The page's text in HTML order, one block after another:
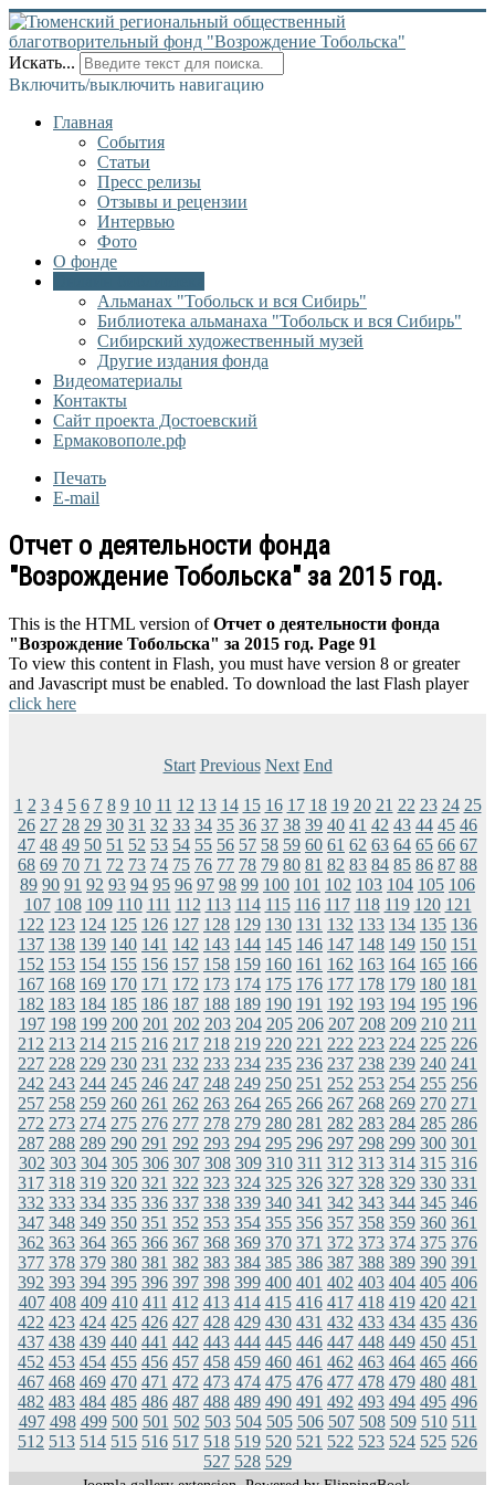
Искать...
Включить/выключить навигацию
Главная
События
Статьи
Пресс релизы
Отзывы и рецензии
Интервью
Фото
О фонде
Альманах "Тобольск и вся Сибирь"
Библиотека альманаха "Тобольск и вся Сибирь"
Сибирский художественный музей
Другие издания фонда
Видеоматериалы
Контакты
Сайт проекта Достоевский
Ермаковополе.рф
Печать
E-mail
Отчет о деятельности фонда
"Возрождение Тобольска" за 2015 год.
This is the HTML version ofОтчет о деятельности фонда
"Возрождение Тобольска" за 2015 год. Page 91
To view this content in Flash, you must have version 8 or greater
and Javascript must be enabled. To download the last Flash player
click here
Start Previous Next End
1 2 3 4 5 6 7 8 9 10 11 12 13 14 15 16 17 18 19 20 21 22 23 24 25
26 27 28 29 30 31 32 33 34 35 36 37 38 39 40 41 42 43 44 45 46
47 48 49 50 51 52 53 54 55 56 57 58 59 60 61 62 63 64 65 66 67
68 69 70 71 72 73 74 75 76 77 78 79 80 81 82 83 84 85 86 87 88
89 90 91 92 93 94 95 96 97 98 99 100 101 102 103 104 105 106
107 108 109 110 111 112 113 114 115 116 117 118 119 120 121
122 123 124 125 126 127 128 129 130 131 132 133 134 135 136
137 138 139 140 141 142 143 144 145 146 147 148 149 150 151
152 153 154 155 156 157 158 159 160 161 162 163 164 165 166
167 168 169 170 171 172 173 174 175 176 177 178 179 180 181
182 183 184 185 186 187 188 189 190 191 192 193 194 195 196
197 198 199 200 201 202 203 204 205 206 207 208 209 210 211
212 213 214 215 216 217 218 219 220 221 222 223 224 225 226
227 228 229 230 231 232 233 234 235 236 237 238 239 240 241
242 243 244 245 246 247 248 249 250 251 252 253 254 255 256
257 258 259 260 261 262 263 264 265 266 267 268 269 270 271
272 273 274 275 276 277 278 279 280 281 282 283 284 285 286
287 288 289 290 291 292 293 294 295 296 297 298 299 300 301
302 303 304 305 306 307 308 309 310 311 312 313 314 315 316
317 318 319 320 321 322 323 324 325 326 327 328 329 330 331
332 333 334 335 336 337 338 339 340 341 342 343 344 345 346
347 348 349 350 351 352 353 354 355 356 357 358 359 360 361
362 363 364 365 366 367 368 369 370 371 372 373 374 375 376
377 378 379 380 381 382 383 384 385 386 387 388 389 390 391
392 393 394 395 396 397 398 399 400 401 402 403 404 405 406
407 408 409 410 411 412 413 414 415 416 417 418 419 420 421
422 423 424 425 426 427 428 429 430 431 432 433 434 435 436
437 438 439 440 441 442 443 444 445 446 447 448 449 450 451
452 453 454 455 456 457 458 459 460 461 462 463 464 465 466
467 468 469 470 471 472 473 474 475 476 477 478 479 480 481
482 483 484 485 486 487 488 489 490 491 492 493 494 495 496
497 498 499 500 501 502 503 504 505 506 507 508 509 510 511
512 513 514 515 516 517 518 519 520 521 522 523 524 525 526
527 528 529